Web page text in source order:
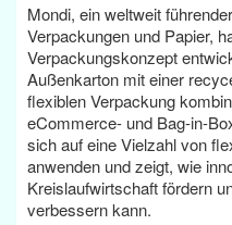
Mondi, ein weltweit
Verpackungen und Papier,
Verpackungskonzept
Außenkarton mit einer
flexiblen Verpackung
eCommerce- und Bag-in-
sich auf eine Vielzahl von
anwenden und zeigt, wie
Kreislaufwirtschaft fördern
verbessern kann.